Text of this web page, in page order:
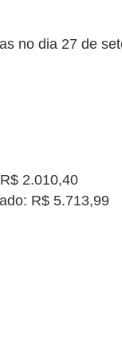
no dia 27 de
2.010,40
R$ 5.713,99